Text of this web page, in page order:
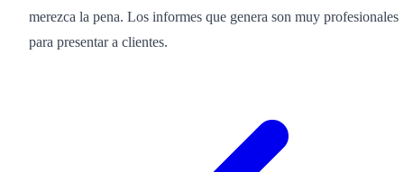
merezca la pena. Los informes que genera son muy profesionales
para presentar a clientes.